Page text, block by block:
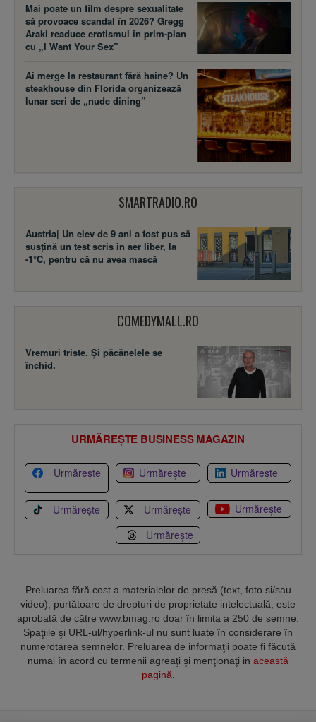
Mai poate un film despre sexualitate
să provoace scandal în 2026? Gregg
Araki readuce erotismul în prim-plan
cu „I Want Your Sex”
Ai merge la restaurant fără haine? Un
steakhouse din Florida organizează
lunar seri de „nude dining”
SMARTRADIO.RO
Austria| Un elev de 9 ani a fost pus să
susţină un test scris în aer liber, la
-1°C, pentru că nu avea mască
COMEDYMALL.RO
Vremuri triste. Şi păcănelele se
închid.
URMĂREȘTE BUSINESS MAGAZIN
Urmărește Urmărește Urmărește
Urmărește Urmărește
Urmărește
Urmărește
Preluarea fără cost a materialelor de presă (text, foto si/sau
video), purtătoare de drepturi de proprietate intelectuală, este
aprobată de către www.bmag.ro doar în limita a 250 de semne.
Spaţiile şi URL-ul/hyperlink-ul nu sunt luate în considerare în
numerotarea semnelor. Preluarea de informaţii poate fi făcută
numai în acord cu termenii agreaţi şi menţionaţi in această
pagină